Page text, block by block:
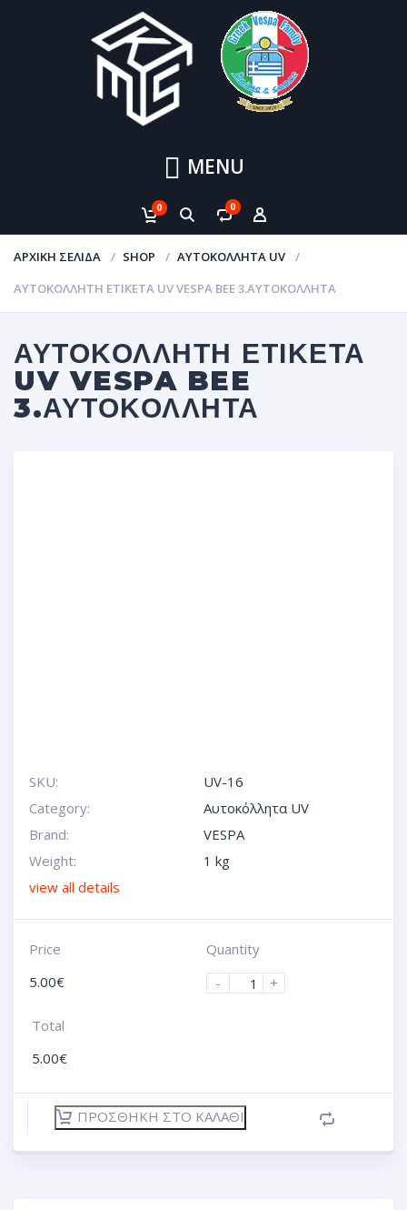
MENU
0 0
ΑΡΧΙΚΉ ΣΕΛΊΔΑ SHOP
ΑΥΤΟΚΌΛΛΗΤΑ UV
ΑΥΤΟΚΌΛΛΗΤΗ ΕΤΙΚΈΤΑ UV VESPA BEE 3.ΑΥΤΟΚΌΛΛΗΤΑ
ΑΥΤΟΚΌΛΛΗΤΗ ΕΤΙΚΈΤΑ
UV VESPA BEE
3.ΑΥΤΟΚΌΛΛΗΤΑ
SKU:
UV-16
Category:
Αυτοκόλλητα UV
Brand:
VESPA
Weight:
1 kg
view all details
Price
5.00€
Quantity
-
+
Total
5.00€
ΠΡΟΣΘΉΚΗ ΣΤΟ ΚΑΛΆΘΙ